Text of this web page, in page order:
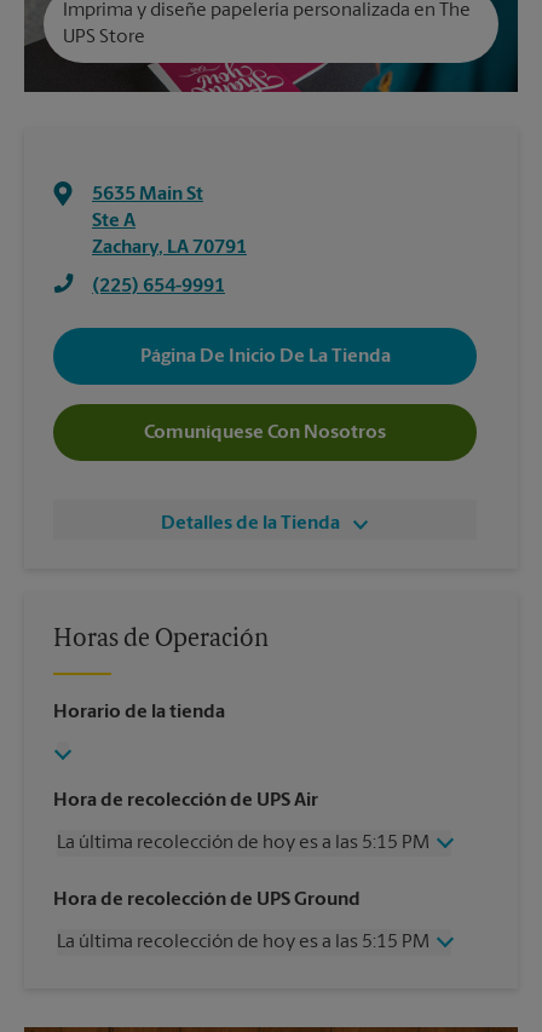
Imprima y diseñe papelería personalizada en The
UPS Store
5635 Main St
Ste A
Zachary, LA 70791
(225) 654-9991
Página De Inicio De La Tienda
Comuníquese Con Nosotros
Detalles de la Tienda
Horas de Operación
Horario de la tienda
Hora de recolección de UPS Air
La última recolección de hoy es a las 5:15 PM
Miércoles
5:15 PM
Viernes
5:15 PM
Lunes
5:15 PM
Hora de recolección de UPS Ground
La última recolección de hoy es a las 5:15 PM